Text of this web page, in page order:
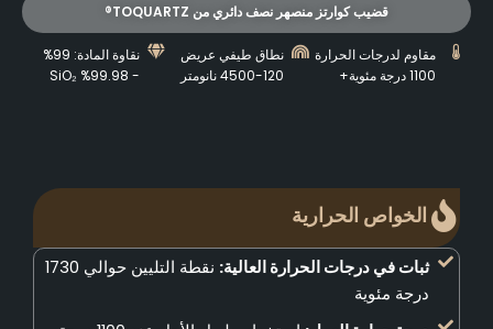
قضيب كوارتز منصهر نصف دائري من TOQUARTZ®
مقاوم لدرجات الحرارة
1100 درجة مئوية+
نطاق طيفي عريض
120-4500 نانومتر
نقاوة المادة: 99%
الخواص الحرارية
ثبات في درجات الحرارة العالية:
نقطة التليين حوالي 1730
درجة مئوية